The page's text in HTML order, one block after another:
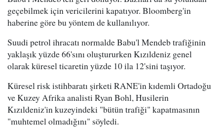
geçebilmek için vericilerini kapatıyor. Bloomberg'in
haberine göre bu yöntem de kullanılıyor.
Suudi petrol ihracatı normalde Babu'l Mendeb trafiğinin
yaklaşık yüzde 66'sını oluştururken Kızıldeniz genel
olarak küresel ticaretin yüzde 10 ila 12'sini taşıyor.
Küresel risk istihbaratı şirketi RANE'in kıdemli Ortadoğu
ve Kuzey Afrika analisti Ryan Bohl, Husilerin
Kızıldeniz'in kuzeyindeki "bütün trafiği" kapatmasının
"muhtemel olmadığını" söyledi.